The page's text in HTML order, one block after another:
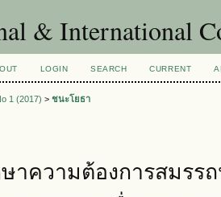
& International
LOGIN SEARCH CURRENT
1 (2017) > ชนะโยธา
าความต้องการสมรร